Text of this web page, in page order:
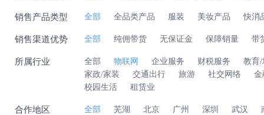
销售产品类型 全部 全品类产品 服装 美妆产品 快消
销售渠道优势 全部 纯佣带货 无保证金 保障销量 带
所属行业 全部 物联网 企业服务 财税服务
教育/
家政/家装
交通出行 旅游 社交网络
金
校园生活
租赁业
合作地区 全部 芜湖 北京 广州 深圳 武汉